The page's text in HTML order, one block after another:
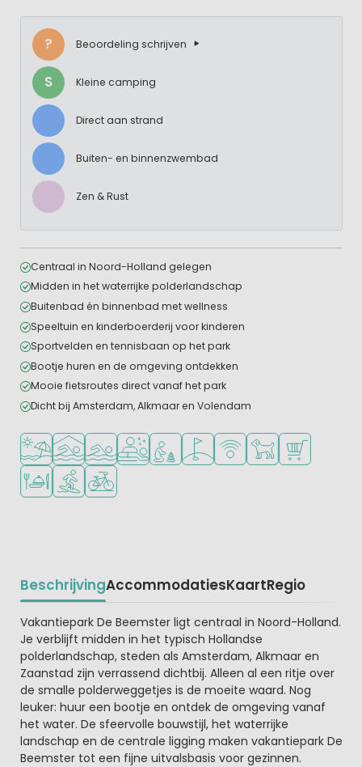
? Beoordeling schrijven
S Kleine camping
Direct aan strand
Buiten- en binnenzwembad
Zen & Rust
Centraal in Noord-Holland gelegen
Midden in het waterrijke polderlandschap
Buitenbad én binnenbad met wellness
Speeltuin en kinderboerderij voor kinderen
Sportvelden en tennisbaan op het park
Bootje huren en de omgeving ontdekken
Mooie fietsroutes direct vanaf het park
Dicht bij Amsterdam, Alkmaar en Volendam
Ligt bij strand en zee
Overdekt zwembad
Openlucht zwembad
Wellnessfaciliteiten
Aanbevolen voor jonge kinderen
Golfbaan in de buurt
WiFi beschikbaar
Huisdieren
Restaurant of pizzeria
Watersportfaciliteiten
Fietsverhuur
BeschrijvingAccommodatiesKaartRegio
Beschrijving
Vakantiepark De Beemster ligt centraal in Noord-Holland.
Je verblijft midden in het typisch Hollandse
polderlandschap, steden als Amsterdam, Alkmaar en
Zaanstad zijn verrassend dichtbij. Alleen al een ritje over
de smalle polderweggetjes is de moeite waard. Nog
leuker: huur een bootje en ontdek de omgeving vanaf
het water. De sfeervolle bouwstijl, het waterrijke
landschap en de centrale ligging maken vakantiepark De
Beemster tot een fijne uitvalsbasis voor gezinnen.